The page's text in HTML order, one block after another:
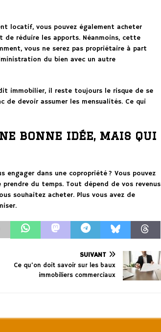
locatif, vous pouvez également acheter
de réduire les apports. Néanmoins, cette
vous ne serez pas propriétaire à part
du bien avec un autre
immobilier, il reste toujours le risque de se
de devoir assumer les mensualités. Ce qui
bonne idée, mais qui
engager dans une copropriété ? Vous pouvez
du temps. Tout dépend de vos revenus
souhaitez acheter. Plus vous avez de
SUIVANT
Ce qu’on doit savoir sur les baux
immobiliers commerciaux